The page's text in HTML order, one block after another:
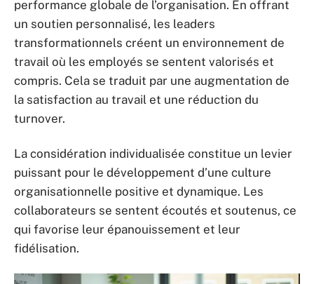
performance globale de l’organisation. En offrant
un soutien personnalisé, les leaders
transformationnels créent un environnement de
travail où les employés se sentent valorisés et
compris. Cela se traduit par une augmentation de
la satisfaction au travail et une réduction du
turnover.
La considération individualisée constitue un levier
puissant pour le développement d’une culture
organisationnelle positive et dynamique. Les
collaborateurs se sentent écoutés et soutenus, ce
qui favorise leur épanouissement et leur
fidélisation.